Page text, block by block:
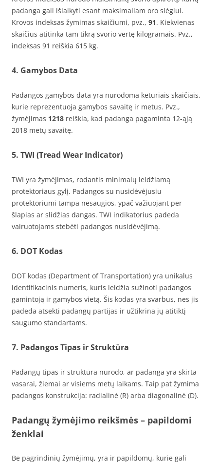
padanga gali išlaikyti esant maksimaliam oro slėgiui.
Krovos indeksas žymimas skaičiumi, pvz., 91. Kiekvienas
skaičius atitinka tam tikrą svorio vertę kilogramais. Pvz.,
indeksas 91 reiškia 615 kg.
4. Gamybos Data
Padangos gamybos data yra nurodoma keturiais skaičiais,
kurie reprezentuoja gamybos savaitę ir metus. Pvz.,
žymėjimas 1218 reiškia, kad padanga pagaminta 12-ąją
2018 metų savaitę.
5. TWI (Tread Wear Indicator)
TWI yra žymėjimas, rodantis minimalų leidžiamą
protektoriaus gylį. Padangos su nusidėvėjusiu
protektoriumi tampa nesaugios, ypač važiuojant per
šlapias ar slidžias dangas. TWI indikatorius padeda
vairuotojams stebėti padangos nusidėvėjimą.
6. DOT Kodas
DOT kodas (Department of Transportation) yra unikalus
identifikacinis numeris, kuris leidžia sužinoti padangos
gamintoją ir gamybos vietą. Šis kodas yra svarbus, nes jis
padeda atsekti padangų partijas ir užtikrina jų atitiktį
saugumo standartams.
7. Padangos Tipas ir Struktūra
Padangų tipas ir struktūra nurodo, ar padanga yra skirta
vasarai, žiemai ar visiems metų laikams. Taip pat žymima
padangos konstrukcija: radialinė (R) arba diagonalinė (D).
Padangų žymėjimo reikšmės – papildomi
ženklai
Be pagrindinių žymėjimų, yra ir papildomų, kurie gali